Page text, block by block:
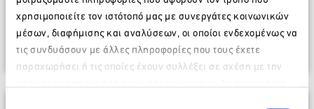
χρησιμοποιείτε τον ιστότοπό μας με συνεργάτες κοινωνικών
μέσων, διαφήμισης και αναλύσεων, οι οποίοι ενδεχομένως να
τις συνδυάσουν με άλλες πληροφορίες που τους έχετε
παραχωρήσει ή τις οποίες έχουν συλλέξει σε σχέση με την
14 Μαρτίου 2025
Περισσότερα